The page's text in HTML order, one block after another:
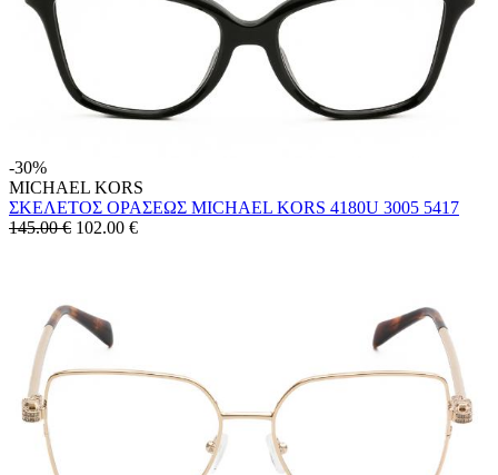
-30%
MICHAEL KORS
ΣΚΕΛΕΤΟΣ ΟΡΑΣΕΩΣ MICHAEL KORS 4180U 3005 5417
145.00 € 102.00 €